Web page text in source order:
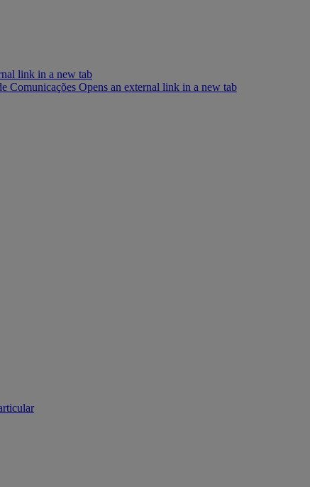
link in a new tab
Comunicações Opens an external link in a new tab